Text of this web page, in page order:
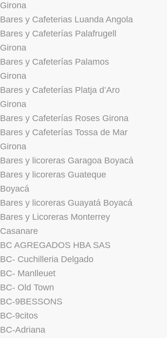
Girona
Bares y Cafeterias Luanda Angola
Bares y Cafeterías Palafrugell
Girona
Bares y Cafeterías Palamos
Girona
Bares y Cafeterías Platja d’Aro
Girona
Bares y Cafeterías Roses Girona
Bares y Cafeterías Tossa de Mar
Girona
Bares y licoreras Garagoa Boyacá
Bares y licoreras Guateque
Boyacá
Bares y licoreras Guayatá Boyacá
Bares y Licoreras Monterrey
Casanare
BC AGREGADOS HBA SAS
BC- Cuchilleria Delgado
BC- Manlleuet
BC- Old Town
BC-9BESSONS
BC-9citos
BC-Adriana